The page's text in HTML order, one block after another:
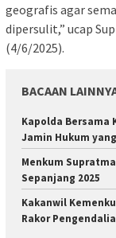
geografis agar
dipersulit,” ucap
(4/6/2025).
BACAAN
Kapolda Bersama
Jamin Hukum
Menkum
Sepanjang 2025
Kakanwil
Rakor